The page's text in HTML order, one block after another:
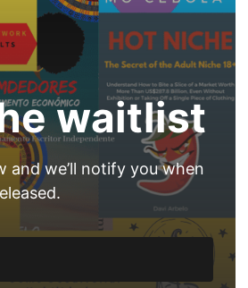
waitlist
and we’ll notify you when